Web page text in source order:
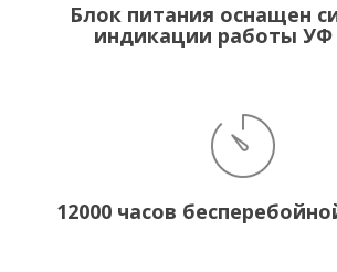
Блок питания оснащен
индикации работы
12000 часов